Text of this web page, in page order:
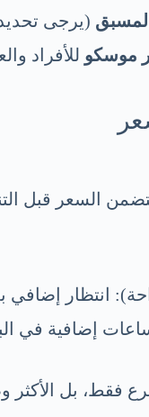
(يرجى
موسكو للأفراد
السعر قبل
انتظار
إضافية في
بل الأكثر